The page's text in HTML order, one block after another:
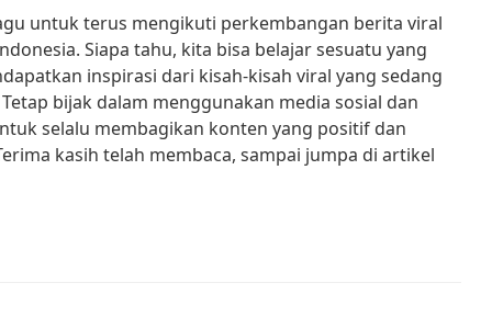
untuk terus mengikuti perkembangan berita viral
Siapa tahu, kita bisa belajar sesuatu yang
inspirasi dari kisah-kisah viral yang sedang
bijak dalam menggunakan media sosial dan
selalu membagikan konten yang positif dan
kasih telah membaca, sampai jumpa di artikel